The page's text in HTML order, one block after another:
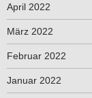
April 2022
März 2022
Februar 2022
Januar 2022